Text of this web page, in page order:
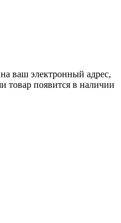
ваш электронный адрес,
товар появится в наличии